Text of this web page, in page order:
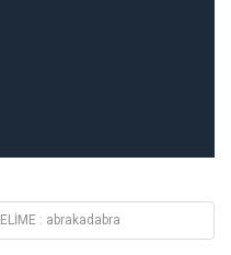
: abrakadabra